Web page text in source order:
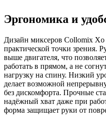
Эргономика и
Дизайн миксеров Collomix
практической точки зрения.
выше двигателя, что
работать в прямом, а не
нагрузку на спину. Низкий
делает возможной
без дискомфорта. Прочные
надёжный хват даже при
форма защищает руки от